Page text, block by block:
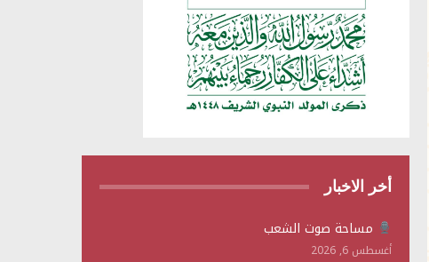
أخر الاخبار
مساحة صوت الشعب
أغسطس 6, 2026